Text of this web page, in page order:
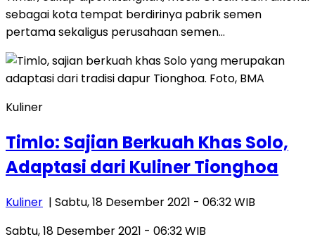
sebagai kota tempat berdirinya pabrik semen
pertama sekaligus perusahaan semen…
Kuliner
Timlo: Sajian Berkuah Khas Solo,
Adaptasi dari Kuliner Tionghoa
Kuliner | Sabtu, 18 Desember 2021 - 06:32 WIB
Sabtu, 18 Desember 2021 - 06:32 WIB